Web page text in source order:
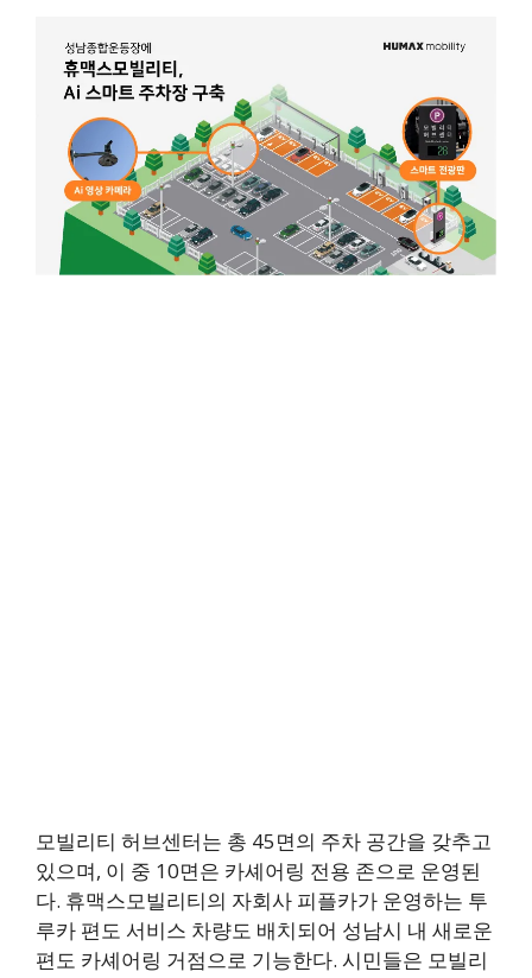
모빌리티 허브센터는 총 45면의 주차 공간을 갖추고
있으며, 이 중 10면은 카셰어링 전용 존으로 운영된
다. 휴맥스모빌리티의 자회사 피플카가 운영하는 투
루카 편도 서비스 차량도 배치되어 성남시 내 새로운
편도 카셰어링 거점으로 기능한다. 시민들은 모빌리